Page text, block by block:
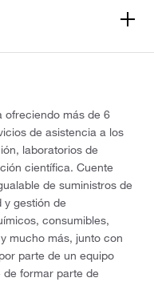
ofreciendo más de 6
de asistencia a los
laboratorios de
científica. Cuente
de suministros de
y gestión de
consumibles,
mucho más, junto con
parte de un equipo
formar parte de